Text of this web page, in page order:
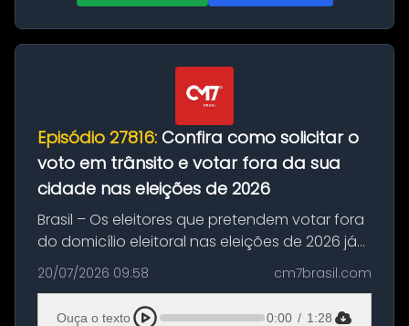
Episódio 27816: Confira como solicitar o
voto em trânsito e votar fora da sua
cidade nas eleições de 2026
Brasil – Os eleitores que pretendem votar fora
do domicílio eleitoral nas eleições de 2026 já
podem solicitar o voto em trânsito a partir
desta segunda-feira (20). O pedido pode ser
feito até 20 de ag...
20/07/2026 09:58 cm7brasil.com
Ouça o texto 0:00 / 1:28